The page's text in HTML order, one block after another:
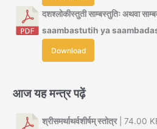
दशश्लोकीस्तुती साम्बस्तुतिः अथवा
saambastutih ya
Download
आज यह मन्त्र पढ़ें
श्रीसमर्थाथर्वशीर्षम् स्तोत्र| 74.00